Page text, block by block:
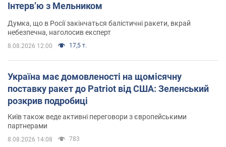
Інтерв’ю з Мельником
Думка, що в Росії закінчаться балістичні ракети, вкрай
небезпечна, наголосив експерт
8.08.2026 12:00 17,5 т.
Україна має домовленості на щомісячну
поставку ракет до Patriot від США: Зеленський
розкрив подробиці
Київ також веде активні переговори з європейськими
партнерами
8.08.2026 14:08 783